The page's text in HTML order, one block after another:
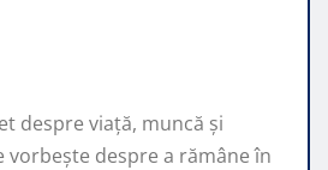
despre viață, muncă și
vorbește despre a rămâne în